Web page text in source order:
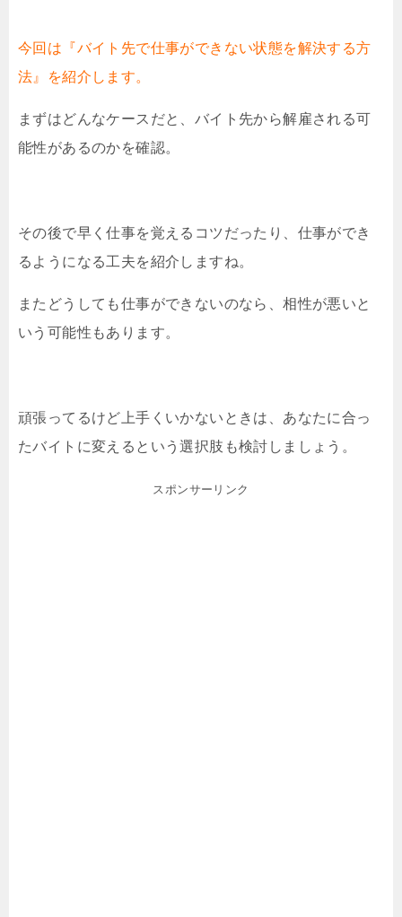
今回は『バイト先で仕事ができない状態を解決する方
法』を紹介します。
まずはどんなケースだと、バイト先から解雇される可
能性があるのかを確認。
その後で早く仕事を覚えるコツだったり、仕事ができ
るようになる工夫を紹介しますね。
またどうしても仕事ができないのなら、相性が悪いと
いう可能性もあります。
頑張ってるけど上手くいかないときは、あなたに合っ
たバイトに変えるという選択肢も検討しましょう。
スポンサーリンク